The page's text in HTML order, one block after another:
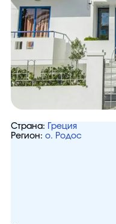
Страна:
Греция
Регион: о. Родос